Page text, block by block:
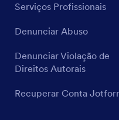
Serviços Profissionais
Denunciar Abuso
Denunciar Violação de
Direitos Autorais
Recuperar Conta